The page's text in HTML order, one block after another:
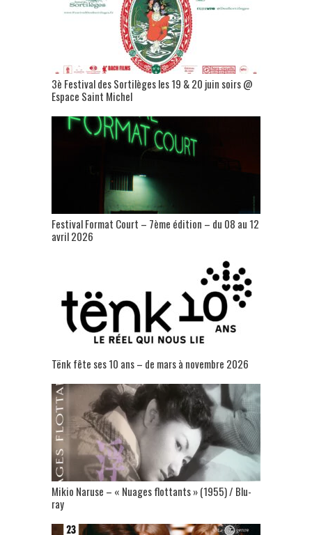
3è Festival des Sortilèges les 19 & 20 juin soirs @
Espace Saint Michel
Festival Format Court – 7ème édition – du 08 au 12
avril 2026
Tënk fête ses 10 ans – de mars à novembre 2026
Mikio Naruse – « Nuages flottants » (1955) / Blu-
ray